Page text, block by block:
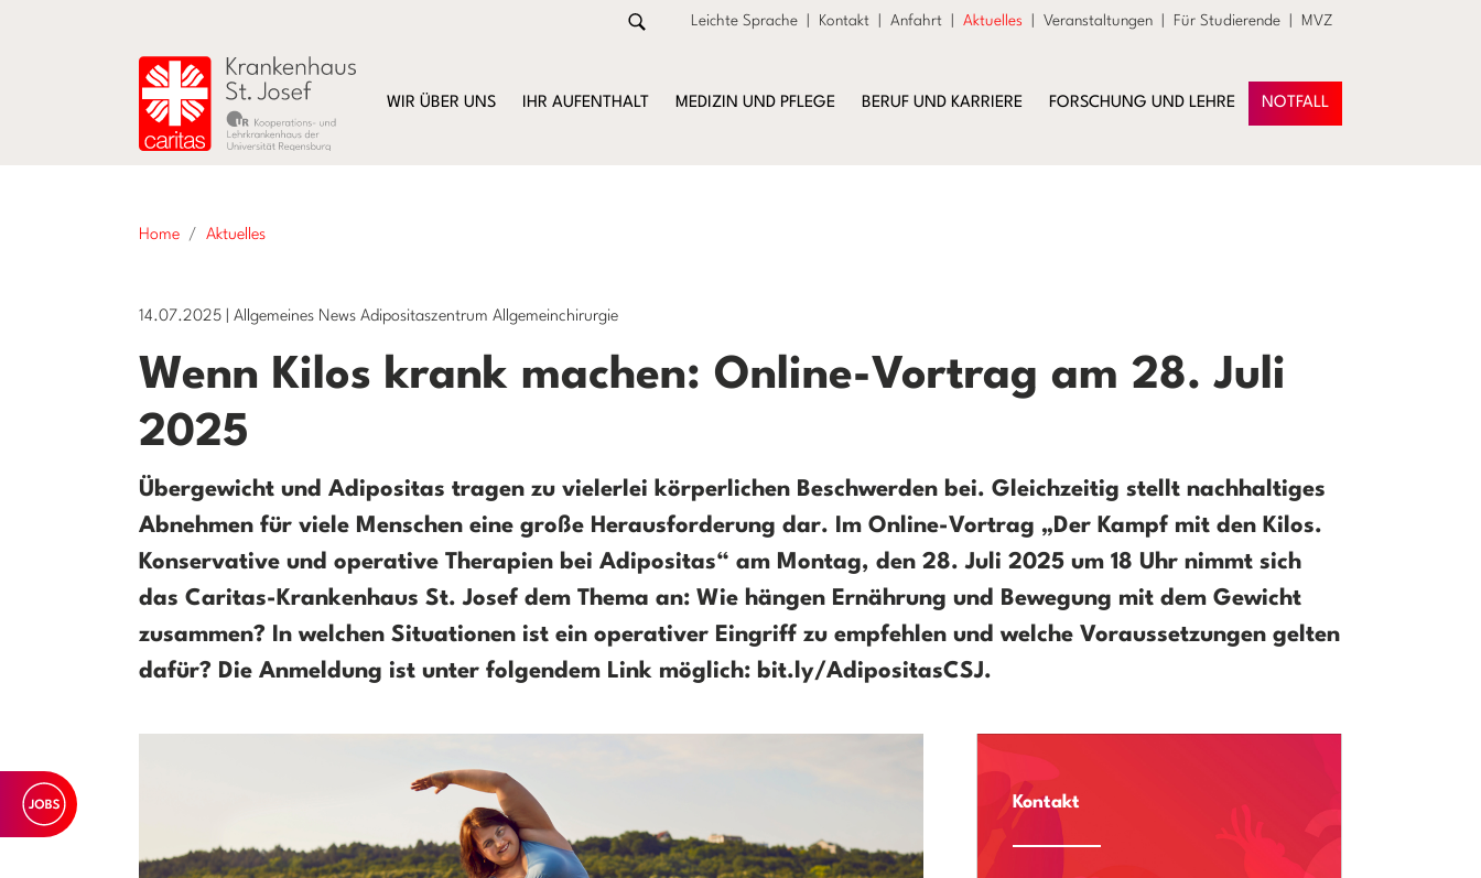
Leichte Sprache Kontakt Anfahrt Aktuelles Veranstaltungen Für Studierende MVZ
WIR ÜBER UNS IHR AUFENTHALT MEDIZIN UND PFLEGE BERUF UND KARRIERE FORSCHUNG UND LEHRE NOTFALL
Home Aktuelles
14.07.2025 Allgemeines News Adipositaszentrum Allgemeinchirurgie
Wenn Kilos krank machen: Online-Vortrag am 28. Juli
2025
Übergewicht und Adipositas tragen zu vielerlei körperlichen Beschwerden bei. Gleichzeitig stellt nachhaltiges
Abnehmen für viele Menschen eine große Herausforderung dar. Im Online-Vortrag „Der Kampf mit den Kilos.
Konservative und operative Therapien bei Adipositas“ am Montag, den 28. Juli 2025 um 18 Uhr nimmt sich
das Caritas-Krankenhaus St. Josef dem Thema an: Wie hängen Ernährung und Bewegung mit dem Gewicht
zusammen? In welchen Situationen ist ein operativer Eingriff zu empfehlen und welche Voraussetzungen gelten
dafür? Die Anmeldung ist unter folgendem Link möglich: bit.ly/AdipositasCSJ.
Kontakt